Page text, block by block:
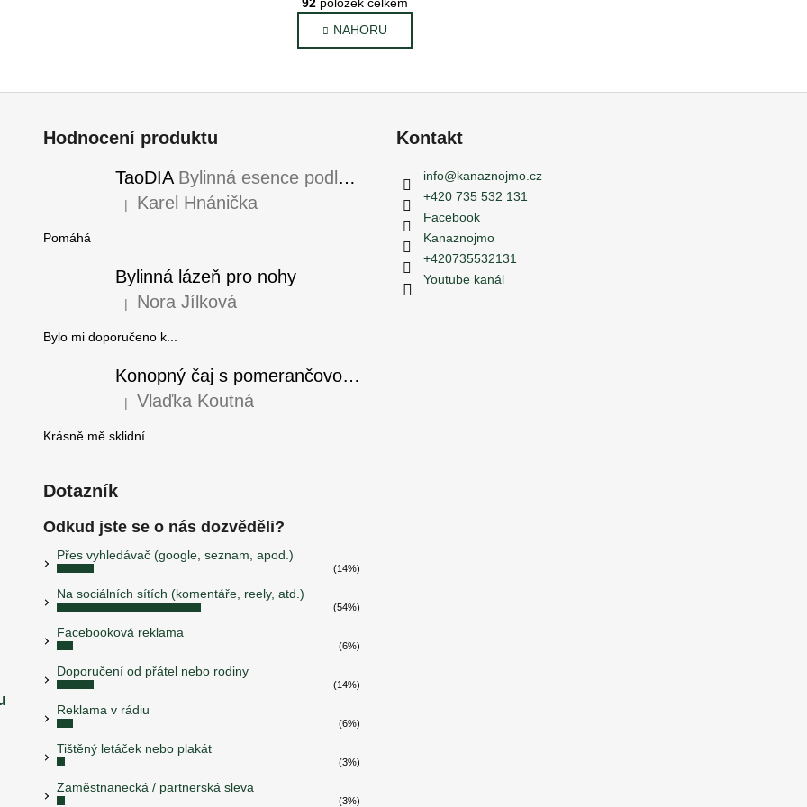
v
l
á
a
á
n
k
NAHORU
Hodnocení produktu
TaoDIA Bylinná esence podle TČM
Hodnocení produktu je 5 z 5 hvězdiček.
| Karel Hnánička
Pomáhá
Bylinná lázeň pro nohy
Hodnocení produktu je 5 z 5 hvězdiček.
| Nora Jílková
Bylo mi doporučeno k...
Konopný čaj s pomerančovou kúrou
Hodnocení produktu je 5 z 5 hvězdiček.
| Vlaďka Koutná
Krásně mě sklidní
Kontakt
info@kanaznojmo.cz
+420 735 532 131
Facebook
Kanaznojmo
+420735532131
Youtube kanál
Dotazník
Odkud jste se o nás dozvěděli?
Přes vyhledávač (google, seznam, apod.)
(14%)
Na sociálních sítích (komentáře, reely, atd.)
(54%)
Facebooková reklama
(6%)
Doporučení od přátel nebo rodiny
(14%)
Reklama v rádiu
(6%)
Tištěný letáček nebo plakát
(3%)
Zaměstnanecká / partnerská sleva
(3%)